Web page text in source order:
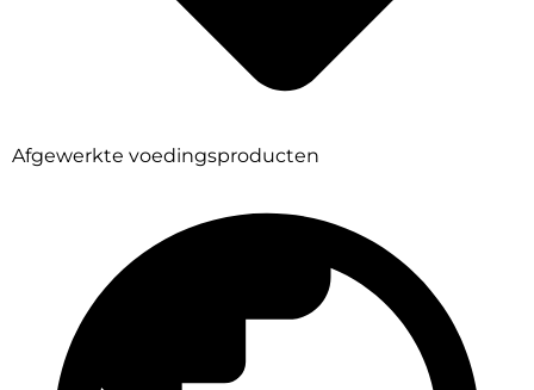
Afgewerkte voedingsproducten